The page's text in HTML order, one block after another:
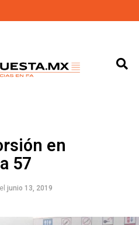
en
57
el junio 13, 2019